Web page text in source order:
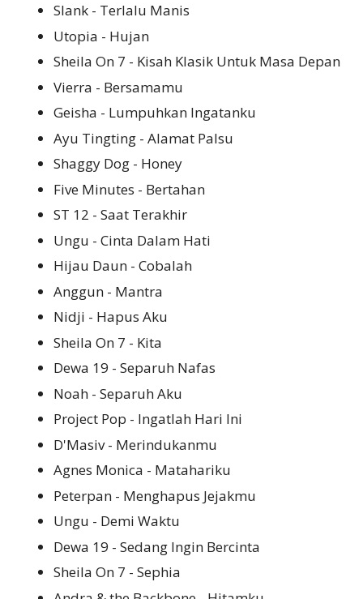
Slank - Terlalu Manis
Utopia - Hujan
Sheila On 7 - Kisah Klasik Untuk Masa Depan
Vierra - Bersamamu
Geisha - Lumpuhkan Ingatanku
Ayu Tingting - Alamat Palsu
Shaggy Dog - Honey
Five Minutes - Bertahan
ST 12 - Saat Terakhir
Ungu - Cinta Dalam Hati
Hijau Daun - Cobalah
Anggun - Mantra
Nidji - Hapus Aku
Sheila On 7 - Kita
Dewa 19 - Separuh Nafas
Noah - Separuh Aku
Project Pop - Ingatlah Hari Ini
D'Masiv - Merindukanmu
Agnes Monica - Matahariku
Peterpan - Menghapus Jejakmu
Ungu - Demi Waktu
Dewa 19 - Sedang Ingin Bercinta
Sheila On 7 - Sephia